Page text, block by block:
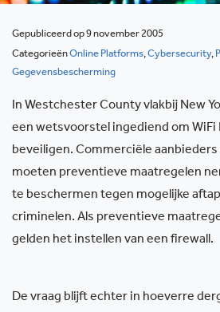
Gepubliceerd op 9 november 2005
CategorieënOnline Platforms,Cybersecurity,
Gegevensbescherming
In Westchester County vlakbij New
een wetsvoorstel ingediend om
beveiligen. Commerciële aanbieders
moeten preventieve maatregelen
te beschermen tegen mogelijke
criminelen. Als preventieve
gelden het instellen van een firewall.
De vraag blijft echter in hoeverre